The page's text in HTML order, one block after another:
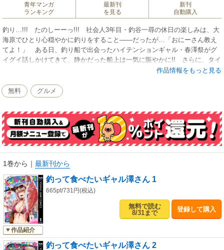
青年マンガ
ランキング
最新刊
を見る
新刊
自動購入
釣り…!!! たのしーーっ!!! 社会人3年目・釣谷一尋の休日の楽しみは、大
海原でひとり心穏やかに釣りをすること――だったが…「おにーさん教え
てよ！」 ある日、釣り船で出会ったハイテンションギャル・春澤祭がグ
イグイ話しかけてきて、静かだった船上は一気に賑やかに!! さらに、タイ
釣り中のハプニングにより弱みを握られてしまった釣谷くんは、“ギャル澤
魚料理と、相性抜群のお酒も必見!! 爆釣必至の入れ食い釣りグルメコメデ
ィ、開幕!!
作品情報をもっと見る
無料 グルメ
1巻から ｜ 最新刊から
作品紹介
釣って食べたいギャル澤さん 1
665pt/731円(税込)
無料で読む
8/31まで
登録して購入
釣って食べたいギャル澤さん 2